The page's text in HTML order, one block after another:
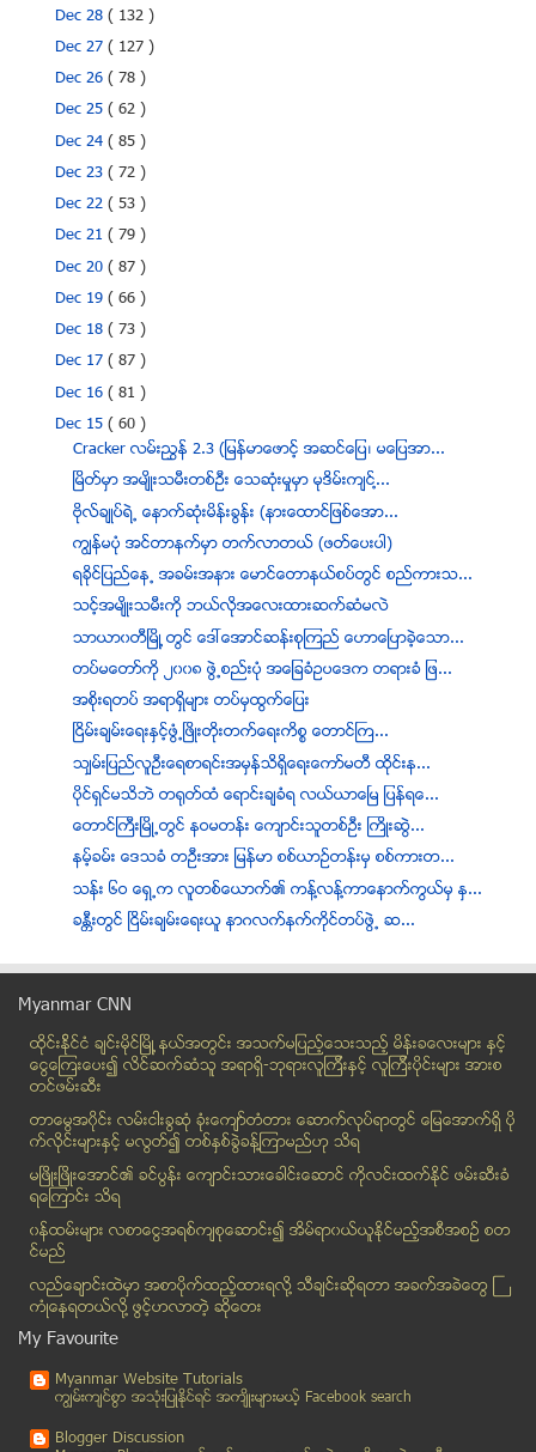
Dec 28( 132 )
Dec 27( 127 )
Dec 26( 78 )
Dec 25( 62 )
Dec 24( 85 )
Dec 23( 72 )
Dec 22( 53 )
Dec 21( 79 )
Dec 20( 87 )
Dec 19( 66 )
Dec 18( 73 )
Dec 17( 87 )
Dec 16( 81 )
Dec 15( 60 )
Cracker လမ္းညႊန္ 2.3 (ျမန္မာေဖာင့္ အဆင္ေျပ၊ မေျပအာ...
ၿမိတ္မွာ အမ်ိဳးသမီးတစ္ဦး ေသဆံုးမႈမွာ မုဒိမ္းက်င္႔...
ဗုိလ္ခ်ဳပ္ရဲ႕ ေနာက္ဆုံးမိန္းခြန္း (နားေထာင္ျဖစ္ေအာ...
ကြၽန္မပုံ အင္တာနက္မွာ တက္လာတယ္ (ဖတ္ေပးပါ)
ရခိုင္ျပည္ေန႕ အခမ္းအနား ေမာင္ေတာနယ္စပ္တြင္ စည္ကားသ...
သင့္အမ်ိဳးသမီးကို ဘယ္လိုအေလးထားဆက္ဆံမလဲ
သာယာ၀တီၿမိဳ ့တြင္ ေဒၚေအာင္ဆန္းစုၾကည္ ေဟာေၿပာခဲ့ေသာ...
တပ္မေတာ္ကို ၂၀၀၈ ဖြဲ႕စည္းပုံ အေျခခံဥပေဒက တရားခံ ျဖ...
အစိုးရတပ္ အရာရွိမ်ား တပ္မွထြက္ေျပး
ၿငိမ္းခ်မ္းေရးႏွင့္ဖြံ့ၿဖိဳးတိုးတက္ေရးကိစၥ ေတာင္ႀက...
သၽွမ္းျပည္လူဦးေရစာရင္းအမွန္သိရွိေရးေကာ္မတီ ထိုင္းန...
ပိုင္ရွင္မသိဘဲ တ႐ုတ္ထံ ေရာင္းခ်ခံရ လယ္ယာေၿမ ျပန္ရေ...
ေတာင္ႀကီးၿမိဳ႕တြင္ နဝမတန္း ေက်ာင္းသူတစ္ဦး ႀကိဳးဆြဲ...
နမ့္ခမ္း ေဒသခံ တဦးအား ျမန္မာ စစ္ယာဥ္တန္းမွ စစ္ကားတ...
သန္း ၆ဝ ေရွ႕က လူတစ္ေယာက္၏ ကန္႔လန္႔ကာေနာက္ကြယ္မွ ႏွ...
ခႏၲီးတြင္ ၿငိမ္းခ်မ္းေရးယူ နာဂလက္နက္ကိုင္တပ္ဖြဲ႕ ဆ...
သာ​ယာ၀​တီ​ျပည္​သူ ၉၅ ​ရာ​ခိုင္​နႈန္း ​ဖြဲ့​စည္း​ပံ...
လၽွပ္စစ္တာဝါတိုင္ လုံျခဳံေရးရဲတပ္ဖြဲ႕ တိုက္ခိုက္ခံ...
သာယာ၀တီ အေျခခံဥပေဒ ျပင္ဆင္ေရး လူထုဆႏၵ ခံယူပြဲ (ဓါတ...
ASEAN Sea Games ( ၁၅. ၁၂. ၂၀၁၃ ) ရက္ေန႔ လက္ရွိအခ်...
ဂင္းနစ္မွတ္တမ္းဝင္ လက္ႏွစ္ဖက္မပါေသာ အမ်ိဳးသမီး ေလယ...
သတၳဳ တူးေဖၚေရး Noble Gold ကုမၸဏီ ျပင္ဆင္
ရလလဖ (၆၄) ႏွစ္ေျမာက္ ပေဒသရာဇ္ ဆန္႔က်င္ေရးေန႔ အခမ္း...
ကၽြန္းစုၿမိဳ႕နယ္ ကံေမာ္ေက်းရြာ၌ ယဥ္တိုက္မႈျဖစ္ပြား...
အမ်ိဳးသမီး တစ္ဦး ဒဏ္ရာမ်ားႏွင့္ ေသဆံုး
ဗိုလ္ခ်ဳပ္ခင္ၫြန္႔ ဘယ္သူ႔ကို ေတာင္းပန္ရမလဲ၊ သူ႔ရဲ႕...
အမ်ဳိးသားျပန္လည္သင့္ျမတ္ေရးကို အမွန္တကယ္ ေရွ႕႐ႈစဥ္...
Myanmar CNN
ထိုင္းနို္င္ငံ ခ်င္းမိုင္ျမိဳ ့နယ္အတြင္း အသက္မျပည့္ေသးသည့္ မိန္းခေလးမ်ား နွင့္
ေငြေၾကးေပး၍ လိင္ဆက္ဆံသူ အရာရွိ-ဘုရားလူၾကီးနွင့္ လူၾကီးပိုင္းမ်ား အားစ
တင္ဖမ္းဆီး
တာေမြအ၀ိုင္း လမ္းငါးခြဆံု ခံုးေက်ာ္တံတား ေဆာက္လုပ္ရာတြင္ ေျမေအာက္ရွိ ပို
က္လိုင္းမ်ားႏွင့္ မလြတ္၍ တစ္ႏွစ္ခြဲခန္႔ၾကာမည္ဟု သိရ
မၿဖိဳးၿဖိဳးေအာင္၏ ခင္ပြန္း ေက်ာင္းသားေခါင္းေဆာင္ ကိုလင္းထက္ႏိုင္ ဖမ္းဆီးခံ
ရေၾကာင္း သိရ
၀န္ထမ္းမ်ား လစာေငြအရစ္က်စုေဆာင္း၍ အိမ္ရာ၀ယ္ယူႏုိင္မည့္အစီအစဥ္ စတ
င္မည္
လည္ေခ်ာင္းထဲမွာ အစာပိုက္ထည့္ထားရလုိ႔ သီခ်င္းဆုိရတာ အခက္အခဲေတြ ႀ
ကံဳေနရတယ္လို႔ ဖြင့္ဟလာတဲ့ ဆုိေတး
My Favourite
Myanmar Website Tutorials
ကၽြမ္းက်င္စြာ အသုံးျပဳႏုိင္ရင္ အက်ိဳးမ်ားမယ့္ Facebook search
Blogger Discussion